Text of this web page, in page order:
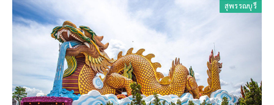
สุพรรณบุรี